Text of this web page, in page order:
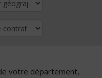
votre département,